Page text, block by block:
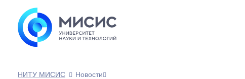
НИТУ МИСИС
Новости